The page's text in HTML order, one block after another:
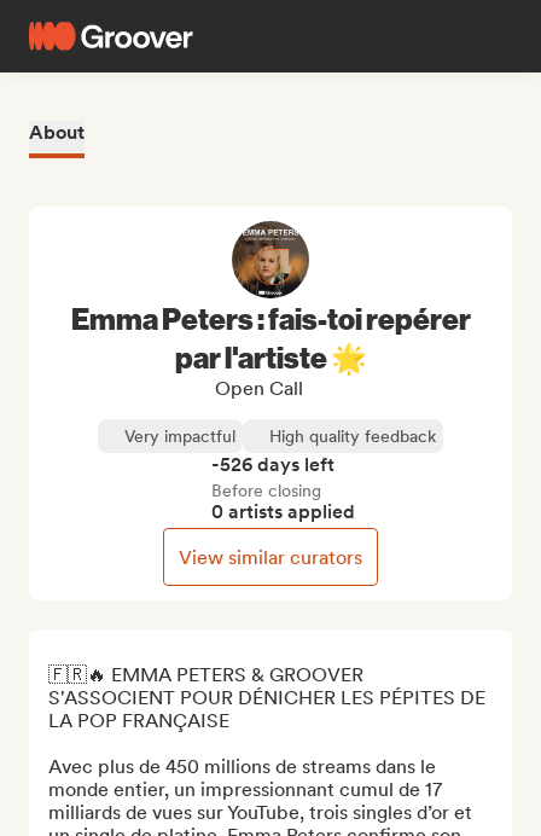
About
🇫🇷🔥 EMMA PETERS & GROOVER
S'ASSOCIENT POUR DÉNICHER LES PÉPITES DE
LA POP FRANÇAISE
Avec plus de 450 millions de streams dans le
monde entier, un impressionnant cumul de 17
milliards de vues sur YouTube, trois singles d’or et
Emma Peters : fais-toi repérer
par l'artiste 🌟
Open Call
Very impactful High quality feedback
-526 days left
Before closing
0 artists applied
View similar curators